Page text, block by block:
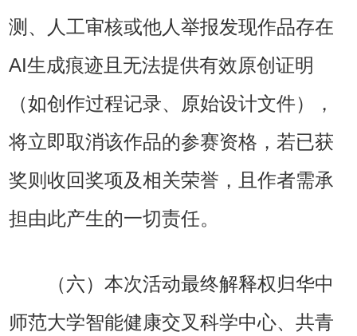
测、人工审核或他人举报发现作品存在
AI生成痕迹且无法提供有效原创证明
（如创作过程记录、原始设计文件），
将立即取消该作品的参赛资格，若已获
奖则收回奖项及相关荣誉，且作者需承
担由此产生的一切责任。
（六）本次活动最终解释权归华中
师范大学智能健康交叉科学中心、共青